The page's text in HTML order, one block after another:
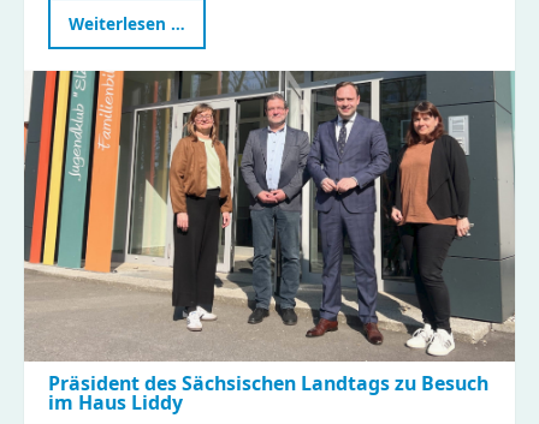
Weiterlesen …
Erziehung:
tauschten
Tipps
und
Erfahrungen
im
KiFaZ-
Workshop
aus
Präsident des Sächsischen Landtags zu Besuch
im Haus Liddy